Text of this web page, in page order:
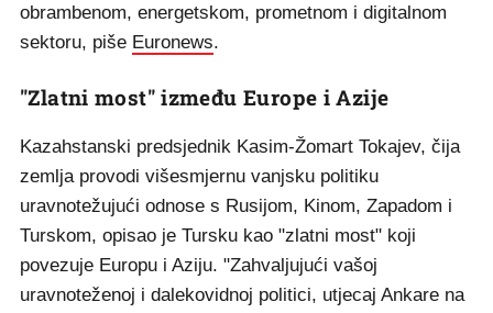
obrambenom, energetskom, prometnom i digitalnom
sektoru, piše Euronews.
"Zlatni most" između Europe i Azije
Kazahstanski predsjednik Kasim-Žomart Tokajev, čija
zemlja provodi višesmjernu vanjsku politiku
uravnotežujući odnose s Rusijom, Kinom, Zapadom i
Turskom, opisao je Tursku kao "zlatni most" koji
povezuje Europu i Aziju. "Zahvaljujući vašoj
uravnoteženoj i dalekovidnoj politici, utjecaj Ankare na